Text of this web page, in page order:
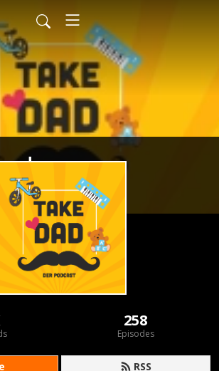
takedad/feed.xml
258
Episodes
RSS